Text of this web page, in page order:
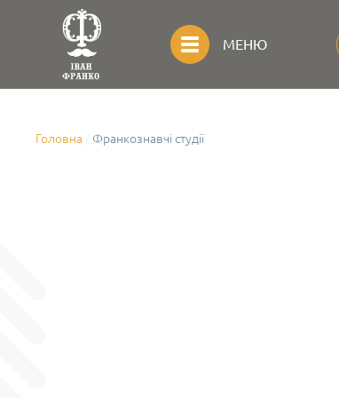
МЕНЮ
Головна Франкознавчі студії